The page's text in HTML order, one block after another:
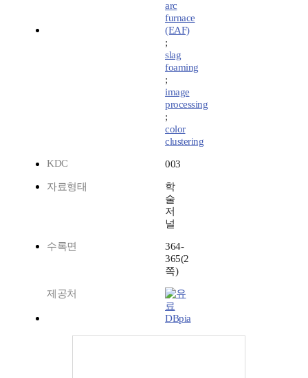
arc
furnace
(EAF)
;
slag
foaming
;
image
processing
;
color
clustering
KDC
003
자료형태
학
술
저
널
수록면
364-
365(2
쪽)
제공처
DBpia